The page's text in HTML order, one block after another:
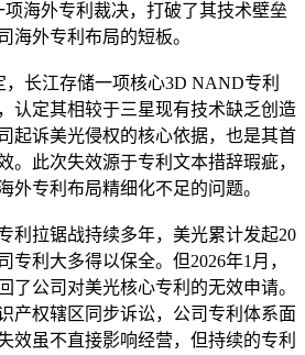
项海外专利裁决，打破了其技术壁垒
海外专利布局的短板。
长江存储一项核心3D NAND专利
认定其相较于三星现有技术缺乏创造
起诉美光侵权的核心依据，也是其首
。此次失效源于专利文本措辞瑕疵，
外专利布局精细化不足的问题。
利拉锯战持续多年，美光累计发起20
专利大多得以保全。但2026年1月，
了公司对美光核心专利的无效申请。
产权辖区同步诉讼，公司专利体系面
效虽不直接影响经营，但持续的专利